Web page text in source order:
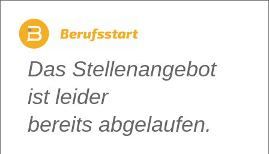
Das Stellenangebot
ist leider
bereits abgelaufen.